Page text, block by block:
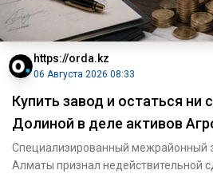
https://orda.kz
06 Августа 2026 08:33
Купить завод и остаться ни
Долиной в деле активов
Специализированный межрайонный
Алматы признал недействительной